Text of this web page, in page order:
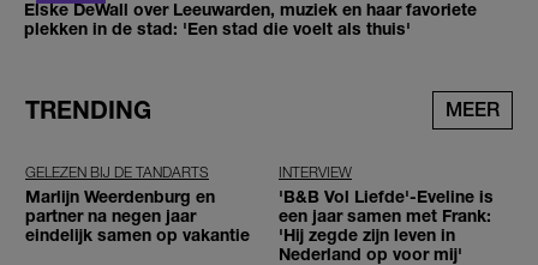
Elske DeWall over Leeuwarden, muziek en haar favoriete
plekken in de stad: 'Een stad die voelt als thuis'
TRENDING MEER
GELEZEN BIJ DE TANDARTS
Marlijn Weerdenburg en
partner na negen jaar
eindelijk samen op vakantie
INTERVIEW
'B&B Vol Liefde'-Eveline is
een jaar samen met Frank:
'Hij zegde zijn leven in
Nederland op voor mij'